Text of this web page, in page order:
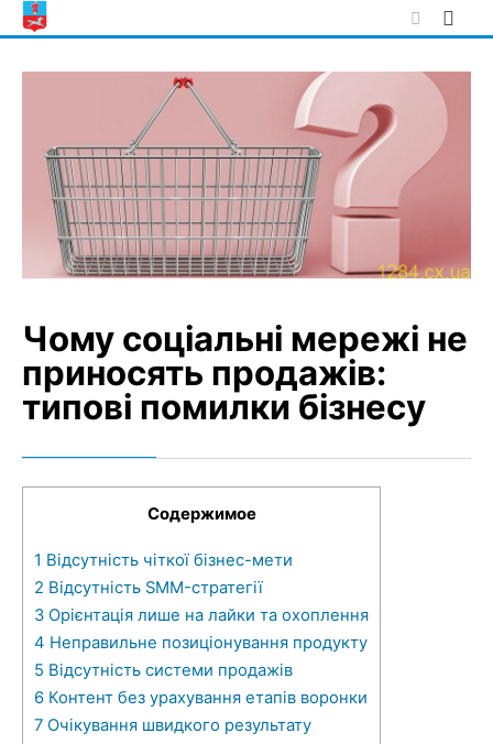
Skip
to
Чому соціальні мережі не
приносять продажів:
типові помилки бізнесу
Содержимое
1 Відсутність чіткої бізнес-мети
2 Відсутність SMM-стратегії
3 Орієнтація лише на лайки та охоплення
4 Неправильне позиціонування продукту
5 Відсутність системи продажів
6 Контент без урахування етапів воронки
7 Очікування швидкого результату